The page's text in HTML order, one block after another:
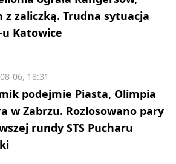
z zaliczką. Trudna sytuacja
u Katowice
podejmie Piasta, Olimpia
w Zabrzu. Rozlosowano pary
rundy STS Pucharu
06, 18:31